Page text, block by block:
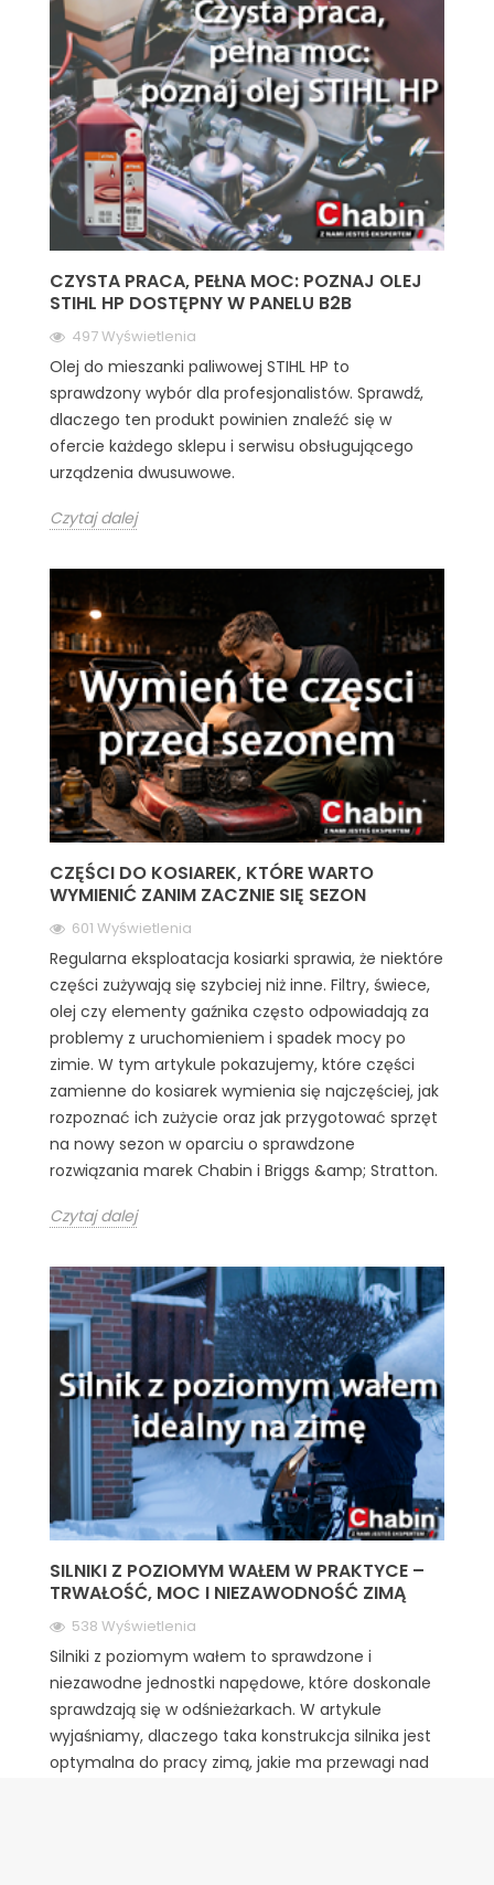
CZYSTA PRACA, PEŁNA MOC: POZNAJ OLEJ
STIHL HP DOSTĘPNY W PANELU B2B
497 Wyświetlenia
Olej do mieszanki paliwowej STIHL HP to
sprawdzony wybór dla profesjonalistów. Sprawdź,
dlaczego ten produkt powinien znaleźć się w
ofercie każdego sklepu i serwisu obsługującego
urządzenia dwusuwowe.
Czytaj dalej
CZĘŚCI DO KOSIAREK, KTÓRE WARTO
WYMIENIĆ ZANIM ZACZNIE SIĘ SEZON
601 Wyświetlenia
Regularna eksploatacja kosiarki sprawia, że niektóre
części zużywają się szybciej niż inne. Filtry, świece,
olej czy elementy gaźnika często odpowiadają za
problemy z uruchomieniem i spadek mocy po
zimie. W tym artykule pokazujemy, które części
zamienne do kosiarek wymienia się najczęściej, jak
rozpoznać ich zużycie oraz jak przygotować sprzęt
na nowy sezon w oparciu o sprawdzone
rozwiązania marek Chabin i Briggs &amp; Stratton.
Czytaj dalej
SILNIKI Z POZIOMYM WAŁEM W PRAKTYCE –
TRWAŁOŚĆ, MOC I NIEZAWODNOŚĆ ZIMĄ
538 Wyświetlenia
Silniki z poziomym wałem to sprawdzone i
niezawodne jednostki napędowe, które doskonale
sprawdzają się w odśnieżarkach. W artykule
wyjaśniamy, dlaczego taka konstrukcja silnika jest
optymalna do pracy zimą, jakie ma przewagi nad